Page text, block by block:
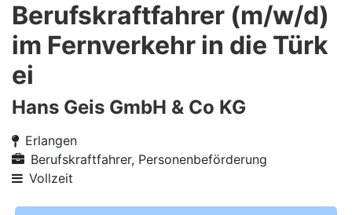
Berufskraftfahrer (m/w/d)
im Fernverkehr in die Türk
ei
Hans Geis GmbH & Co KG
Erlangen
Berufskraftfahrer, Personenbeförderung
Vollzeit